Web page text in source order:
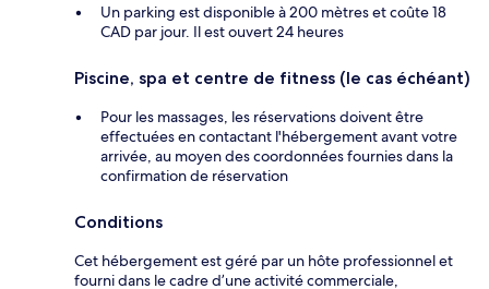
Un parking est disponible à 200 mètres et coûte 18
CAD par jour. Il est ouvert 24 heures
Piscine, spa et centre de fitness (le cas échéant)
Pour les massages, les réservations doivent être
effectuées en contactant l'hébergement avant votre
arrivée, au moyen des coordonnées fournies dans la
confirmation de réservation
Conditions
Cet hébergement est géré par un hôte professionnel et
fourni dans le cadre d’une activité commerciale,